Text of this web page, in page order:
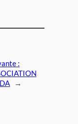
:
→